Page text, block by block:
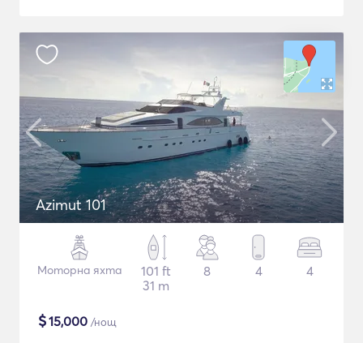
Azimut 101
Моторна яхта
101 ft
31 m
8 4 4
$15,000 /нощ